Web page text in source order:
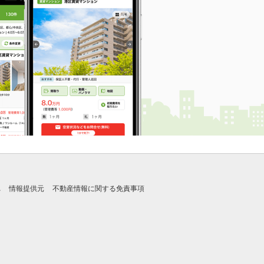
情報提供元 不動産情報に関する免責事項